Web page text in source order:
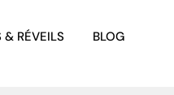
& RÉVEILS BLOG